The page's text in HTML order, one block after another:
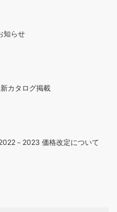
知らせ
カタログ掲載
－2023 価格改定について